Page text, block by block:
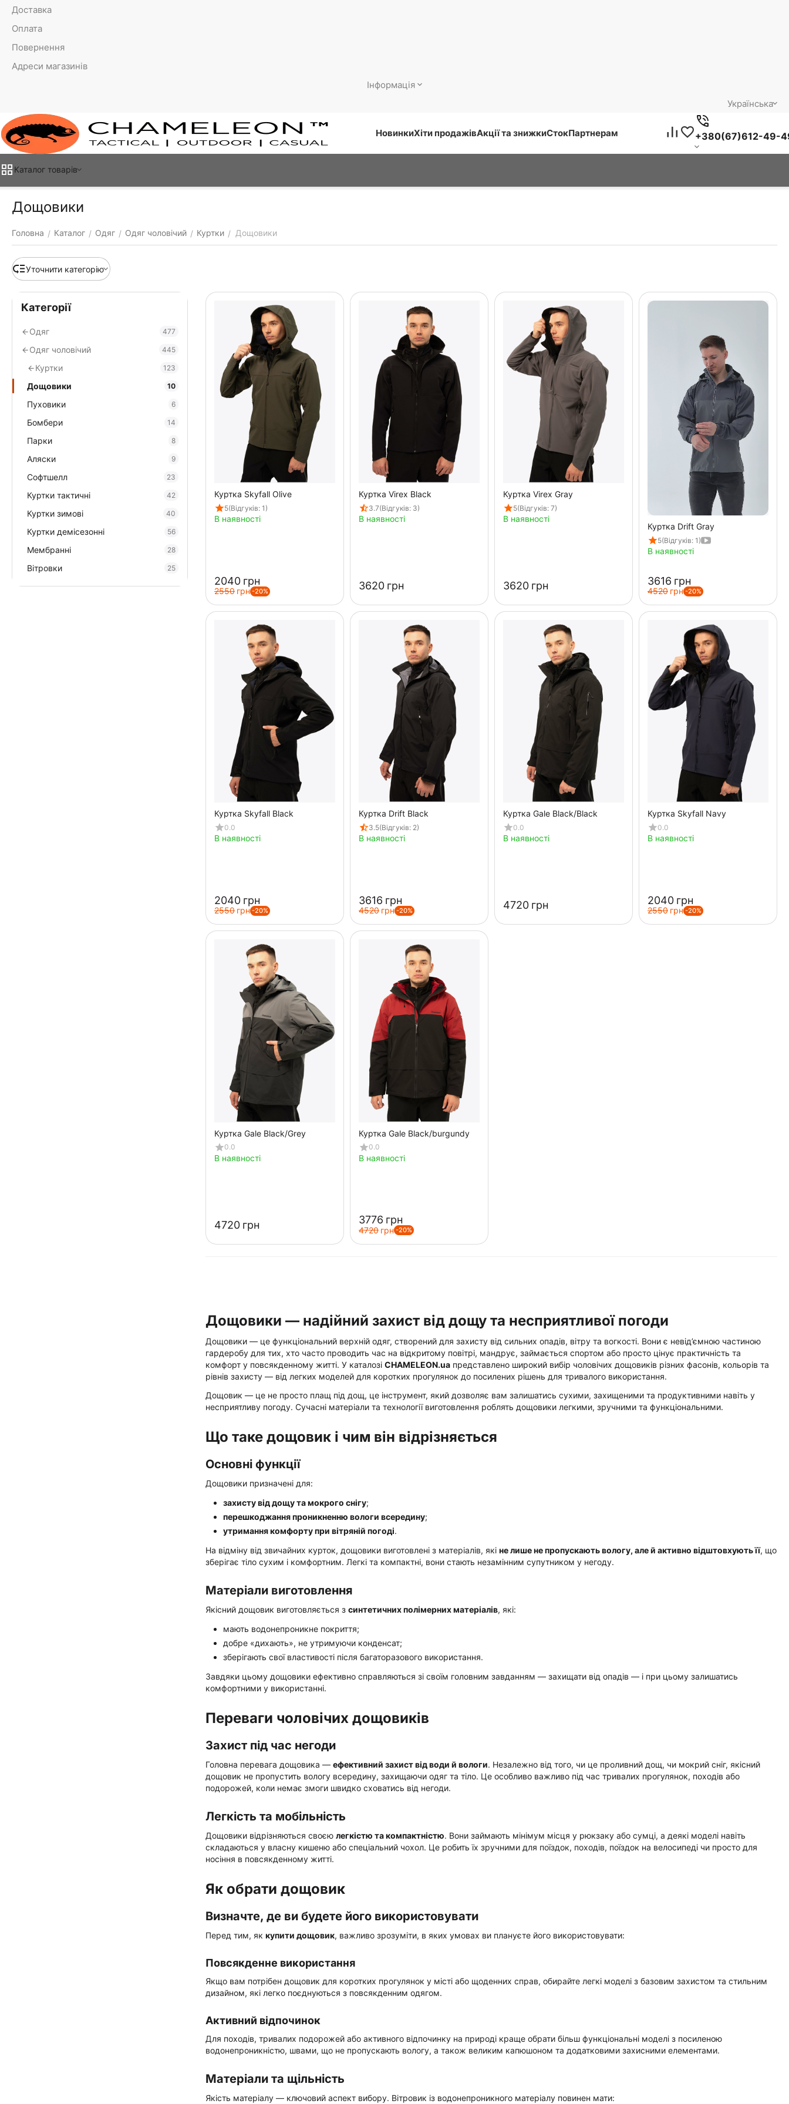
Доставка
Оплата
Повернення
Адреси магазинів
Інформація
Українська
НовинкиХіти продажівАкції та знижкиСтокПартнерам +380(67)612-49-
Каталог товарiв
Дощовики
Головна / Каталог / Одяг / Одяг чоловічий / Куртки / Дощовики
Уточнити категорію
Куртка Skyfall Olive
5(Відгуків: 1)
В наявності
‍2040‍ грн
‍2550‍ грн -20%
Куртка Virex Black
3.7(Відгуків: 3)
В наявності
‍3620‍ грн
Куртка Virex Gray
5(Відгуків: 7)
В наявності
‍3620‍ грн
Куртка Drift Gray
5(Відгуків: 1)
В наявності
‍3616‍ грн
‍4520‍ грн -20%
Куртка Skyfall Black
0.0
В наявності
‍2040‍ грн
‍2550‍ грн -20%
Куртка Drift Black
3.5(Відгуків: 2)
В наявності
‍3616‍ грн
‍4520‍ грн -20%
Куртка Gale Black/Black
0.0
В наявності
‍4720‍ грн
Куртка Skyfall Navy
0.0
В наявності
‍2040‍ грн
‍2550‍ грн -20%
Куртка Gale Black/Grey
0.0
В наявності
‍4720‍ грн
Куртка Gale Black/burgundy
0.0
В наявності
‍3776‍ грн
‍4720‍ грн -20%
Дощовики — надійний захист від дощу та несприятливої погоди
Дощовики — це функціональний верхній одяг, створений для захисту від сильних опадів, вітру та вогкості. Вони є невід’ємною частиною
гардеробу для тих, хто часто проводить час на відкритому повітрі, мандрує, займається спортом або просто цінує практичність та
комфорт у повсякденному житті. У каталозі CHAMELEON.ua представлено широкий вибір чоловічих дощовиків різних фасонів, кольорів та
рівнів захисту — від легких моделей для коротких прогулянок до посилених рішень для тривалого використання.
Дощовик — це не просто плащ під дощ, це інструмент, який дозволяє вам залишатись сухими, захищеними та продуктивними навіть у
несприятливу погоду. Сучасні матеріали та технології виготовлення роблять дощовики легкими, зручними та функціональними.
Що таке дощовик і чим він відрізняється
Основні функції
Дощовики призначені для:
захисту від дощу та мокрого снігу;
перешкоджання проникненню вологи всередину;
утримання комфорту при вітряній погоді.
На відміну від звичайних курток, дощовики виготовлені з матеріалів, які не лише не пропускають вологу, але й активно відштовхують її, що
зберігає тіло сухим і комфортним. Легкі та компактні, вони стають незамінним супутником у негоду.
Матеріали виготовлення
Якісний дощовик виготовляється з синтетичних полімерних матеріалів, які:
мають водонепроникне покриття;
добре «дихають», не утримуючи конденсат;
зберігають свої властивості після багаторазового використання.
Завдяки цьому дощовики ефективно справляються зі своїм головним завданням — захищати від опадів — і при цьому залишатись
комфортними у використанні.
Переваги чоловічих дощовиків
Захист під час негоди
Головна перевага дощовика — ефективний захист від води й вологи. Незалежно від того, чи це проливний дощ, чи мокрий сніг, якісний
дощовик не пропустить вологу всередину, захищаючи одяг та тіло. Це особливо важливо під час тривалих прогулянок, походів або
подорожей, коли немає змоги швидко сховатись від негоди.
Легкість та мобільність
Дощовики відрізняються своєю легкістю та компактністю. Вони займають мінімум місця у рюкзаку або сумці, а деякі моделі навіть
складаються у власну кишеню або спеціальний чохол. Це робить їх зручними для поїздок, походів, поїздок на велосипеді чи просто для
носіння в повсякденному житті.
Як обрати дощовик
Визначте, де ви будете його використовувати
Перед тим, як купити дощовик, важливо зрозуміти, в яких умовах ви плануєте його використовувати:
Повсякденне використання
Якщо вам потрібен дощовик для коротких прогулянок у місті або щоденних справ, обирайте легкі моделі з базовим захистом та стильним
дизайном, які легко поєднуються з повсякденним одягом.
Активний відпочинок
Для походів, тривалих подорожей або активного відпочинку на природі краще обрати більш функціональні моделі з посиленою
водонепроникністю, швами, що не пропускають вологу, а також великим капюшоном та додатковими захисними елементами.
Матеріали та щільність
Якість матеріалу — ключовий аспект вибору. Вітровик із водонепроникного матеріалу повинен мати:
Категорії
Одяг 477
Одяг чоловічий 445
Куртки 123
Дощовики 10
Пуховики 6
Бомбери 14
Парки 8
Аляски 9
Софтшелл 23
Куртки тактичні 42
Куртки зимові 40
Куртки демісезонні 56
Мембранні 28
Вітровки 25